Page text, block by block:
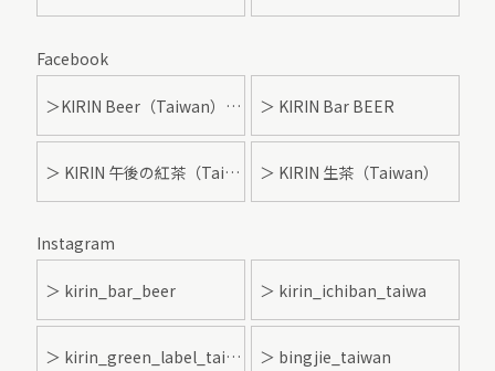
Facebook
＞KIRIN Beer（Taiwan）- 麒麟啤酒 ＞ KIRIN Bar BEER
＞ KIRIN 午後の紅茶（Taiwan） ＞ KIRIN 生茶（Taiwan）
Instagram
＞ kirin_bar_beer ＞ kirin_ichiban_taiwa
＞ kirin_green_label_taiwan ＞ bingjie_taiwan